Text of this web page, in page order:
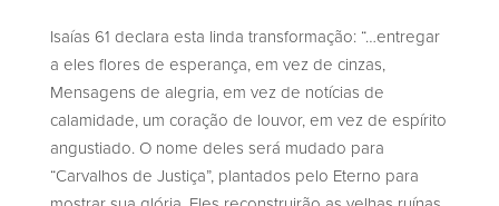
Isaías 61 declara esta linda transformação: “…entregar
a eles flores de esperança, em vez de cinzas,
Mensagens de alegria, em vez de notícias de
calamidade, um coração de louvor, em vez de espírito
angustiado. O nome deles será mudado para
“Carvalhos de Justiça”, plantados pelo Eterno para